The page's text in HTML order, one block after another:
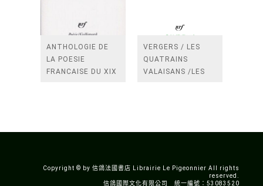
ANTHOLOGIE DE
LA POESIE
FRANCAISE DU XIX
VERGERS / LES
QUATRAINS
VALAISANS /LES
Copyright © by 信鴿法國書店 Librairie Le Pigeonnier All rights
reserved.
信鴿國際文化有限公司 統一編號：53083520